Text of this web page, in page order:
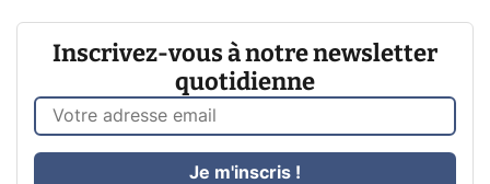
Inscrivez-vous à notre newsletter
quotidienne
Je m'inscris !